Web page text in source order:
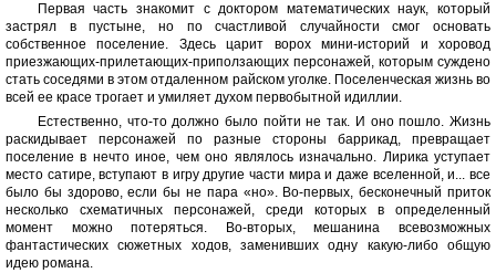
Первая часть знакомит с доктором математических наук, который
застрял в пустыне, но по счастливой случайности смог основать
собственное поселение. Здесь царит ворох мини-историй и хоровод
приезжающих-прилетающих-приползающих персонажей, которым суждено
стать соседями в этом отдаленном райском уголке. Поселенческая жизнь во
всей ее красе трогает и умиляет духом первобытной идиллии.
Естественно, что-то должно было пойти не так. И оно пошло. Жизнь
раскидывает персонажей по разные стороны баррикад, превращает
поселение в нечто иное, чем оно являлось изначально. Лирика уступает
место сатире, вступают в игру другие части мира и даже вселенной, и... все
было бы здорово, если бы не пара «но». Во-первых, бесконечный приток
несколько схематичных персонажей, среди которых в определенный
момент можно потеряться. Во-вторых, мешанина всевозможных
фантастических сюжетных ходов, заменивших одну какую-либо общую
идею романа.